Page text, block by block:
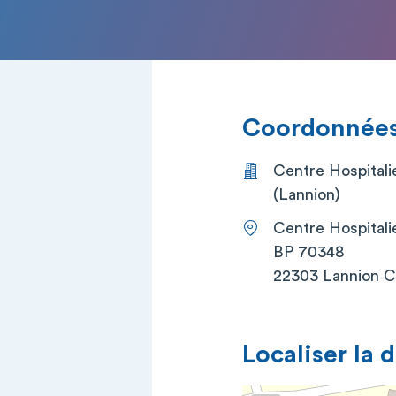
Centre
(Lannion)
Centre
BP 70348
22303 Lannion
Localiser la